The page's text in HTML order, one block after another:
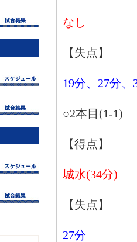
なし
【失点】
19分、27分、
○2本目(1-1)
【得点】
城水(34分)
【失点】
27分